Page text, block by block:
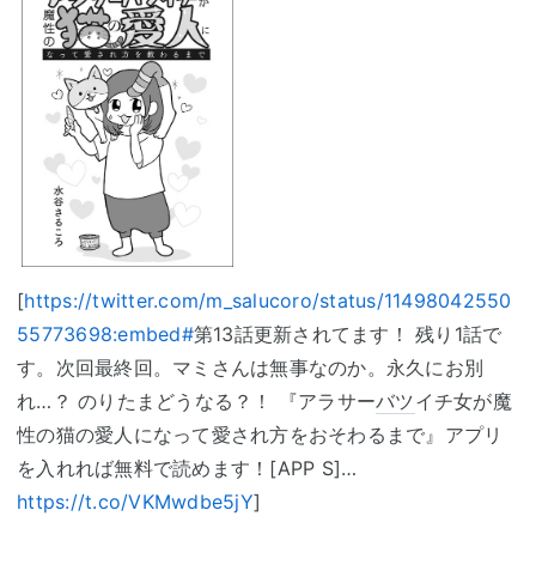
[https://twitter.com/m_salucoro/status/11498042550
55773698:embed#第13話更新されてます！ 残り1話で
す。次回最終回。マミさんは無事なのか。永久にお別
れ…？ のりたまどうなる？！ 『アラサーバツイチ女が魔
性の猫の愛人になって愛され方をおそわるまで』アプリ
を入れれば無料で読めます！[APP S]…
https://t.co/VKMwdbe5jY]